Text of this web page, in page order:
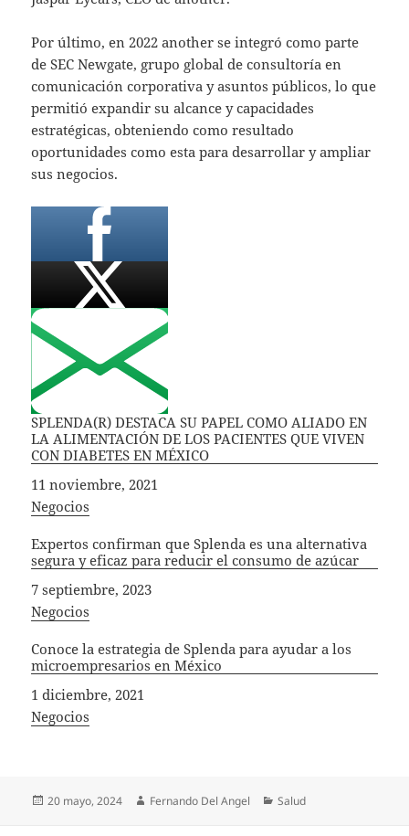
Por último, en 2022 another se integró como parte
de SEC Newgate, grupo global de consultoría en
comunicación corporativa y asuntos públicos, lo que
permitió expandir su alcance y capacidades
estratégicas, obteniendo como resultado
oportunidades como esta para desarrollar y ampliar
sus negocios.
SPLENDA(R) DESTACA SU PAPEL COMO ALIADO EN
LA ALIMENTACIÓN DE LOS PACIENTES QUE VIVEN
CON DIABETES EN MÉXICO
Fecha
11 noviembre, 2021
In relation to
Negocios
Expertos confirman que Splenda es una alternativa
segura y eficaz para reducir el consumo de azúcar
Fecha
7 septiembre, 2023
In relation to
Negocios
Conoce la estrategia de Splenda para ayudar a los
microempresarios en México
Fecha
1 diciembre, 2021
In relation to
Negocios
Publicado
20 mayo, 2024 Autor
Fernando Del Angel Categorías
Salud